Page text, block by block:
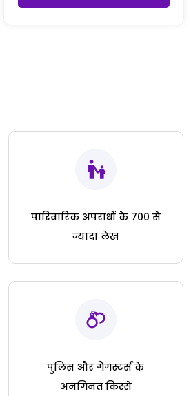
पारिवारिक अपराधों के 700 से
ज्यादा लेख
पुलिस और गैंगस्टर्स के
अनगिनत किस्से